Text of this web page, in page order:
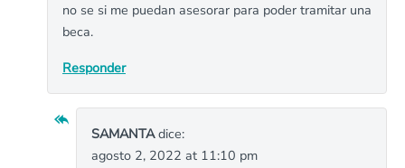
no se si me puedan asesorar para poder tramitar una
beca.
Responder
SAMANTAdice:
agosto 2, 2022 at 11:10 pm